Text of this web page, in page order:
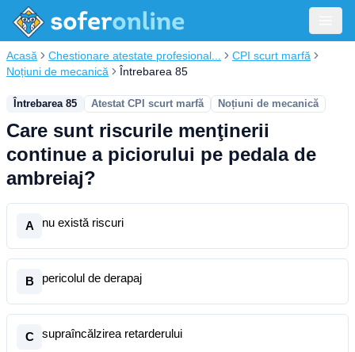
Acasă Chestionare atestate profesional...
CPI scurt marfă
Noțiuni de mecanică
Întrebarea 85
Întrebarea 85 Atestat CPI scurt marfă Noțiuni de mecanică
Care sunt riscurile menţinerii
continue a piciorului pe pedala de
ambreiaj?
A nu există riscuri
B pericolul de derapaj
C supraîncălzirea retarderului